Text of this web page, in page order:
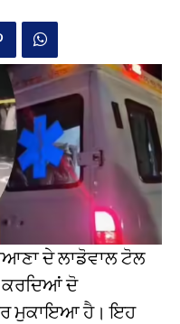
ਦੇ ਲਾਡੋਵਾਲ ਟੋਲ
ਕਰਦਿਆਂ ਦੋ
ਮੁਕਾਇਆ ਹੈ। ਇਹ